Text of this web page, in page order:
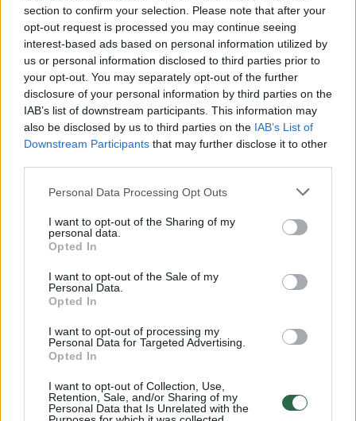
section to confirm your selection. Please note that after your
opt-out request is processed you may continue seeing
interest-based ads based on personal information utilized by
us or personal information disclosed to third parties prior to
your opt-out. You may separately opt-out of the further
disclosure of your personal information by third parties on the
IAB’s list of downstream participants. This information may
also be disclosed by us to third parties on the IAB’s List of
Downstream Participants that may further disclose it to other
Personal Data Processing Opt Outs
I want to opt-out of the Sharing of my
personal data.
Opted In
I want to opt-out of the Sale of my
Personal Data.
Opted In
I want to opt-out of processing my
Personal Data for Targeted Advertising.
Opted In
I want to opt-out of Collection, Use,
Retention, Sale, and/or Sharing of my
Personal Data that Is Unrelated with the
Žiūrimiausi įrašai
00:00:30
Vaizdai iš tragiškos avarijos Vilniaus r.: dviejų moterų ir
vaiko gyvybių išgelbėti nepavyko
Žinios | Lietuvos diena
00:00:57
Savaitės vidurys nusimato karštas: temperatūra kils iki
32 laipsnių šilumos
Žinios Orai
V. Zalužno pasisakymą laiko bandymu įsitvirtinti
Ukrainos politikoje: jis yra neteisus